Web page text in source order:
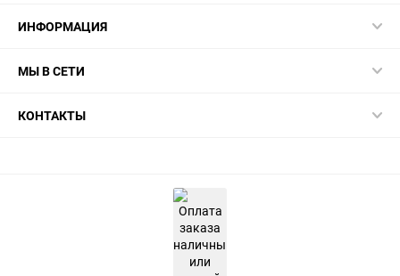
ИНФОРМАЦИЯ
МЫ В СЕТИ
КОНТАКТЫ